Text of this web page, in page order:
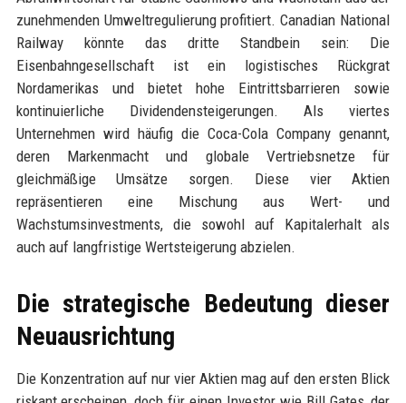
zunehmenden Umweltregulierung profitiert. Canadian National
Railway könnte das dritte Standbein sein: Die
Eisenbahngesellschaft ist ein logistisches Rückgrat
Nordamerikas und bietet hohe Eintrittsbarrieren sowie
kontinuierliche Dividendensteigerungen. Als viertes
Unternehmen wird häufig die Coca-Cola Company genannt,
deren Markenmacht und globale Vertriebsnetze für
gleichmäßige Umsätze sorgen. Diese vier Aktien
repräsentieren eine Mischung aus Wert- und
Wachstumsinvestments, die sowohl auf Kapitalerhalt als
auch auf langfristige Wertsteigerung abzielen.
Die strategische Bedeutung dieser
Neuausrichtung
Die Konzentration auf nur vier Aktien mag auf den ersten Blick